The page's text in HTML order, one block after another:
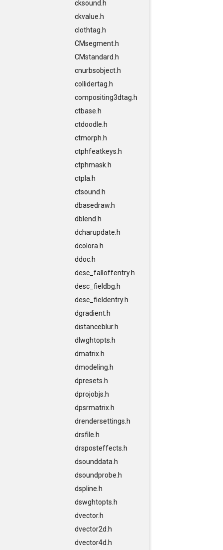
cksound.h
ckvalue.h
clothtag.h
CMsegment.h
CMstandard.h
cnurbsobject.h
collidertag.h
compositing3dtag.h
ctbase.h
ctdoodle.h
ctmorph.h
ctphfeatkeys.h
ctphmask.h
ctpla.h
ctsound.h
dbasedraw.h
dblend.h
dcharupdate.h
dcolora.h
ddoc.h
desc_falloffentry.h
desc_fieldbg.h
desc_fieldentry.h
dgradient.h
distanceblur.h
dlwghtopts.h
dmatrix.h
dmodeling.h
dpresets.h
dprojobjs.h
dpsrmatrix.h
drendersettings.h
drsfile.h
drsposteffects.h
dsounddata.h
dsoundprobe.h
dspline.h
dswghtopts.h
dvector.h
dvector2d.h
dvector4d.h